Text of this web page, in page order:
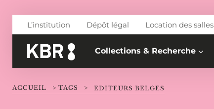
L’institution Dépôt légal Location des salles
Collections & Recherche
ACCUEIL > TAGS > EDITEURS BELGES